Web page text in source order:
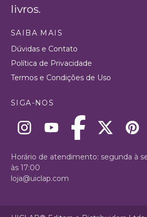
livros.
SAIBA MAIS
Dúvidas e Contato
Política de Privacidade
Termos e Condições de Uso
SIGA-NOS
Horário de atendimento: segunda à
às 17:00
loja@uiclap.com